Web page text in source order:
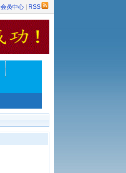
会员中心 RSS